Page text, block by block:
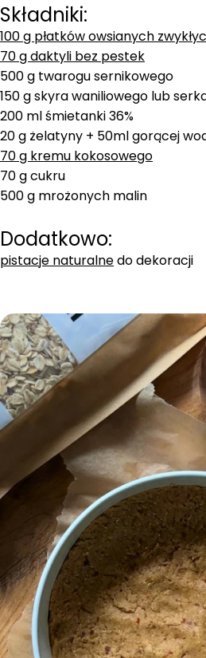
Składniki:
100 g płatków owsianych
70 g daktyli bez pestek
500 g twarogu sernikowego
150 g skyra waniliowego lub
200 ml śmietanki 36%
20 g żelatyny + 50ml gorącej
70 g kremu kokosowego
70 g cukru
500 g mrożonych malin
Dodatkowo:
pistacje naturalnedo dekoracji